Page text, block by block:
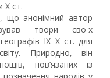
Х ст.
що анонімний автор
твори своїх
IX–X ст. для
Природно, він
пов’язаних із